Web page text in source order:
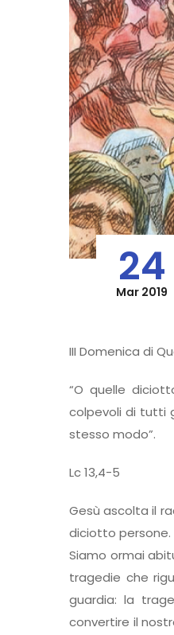
24
Mar 2019
III Domenica di
“O quelle
colpevoli di tutti
stesso modo”.
Lc 13,4-5
Gesù ascolta il
diciotto persone.
Siamo ormai
tragedie che
guardia: la
convertire il